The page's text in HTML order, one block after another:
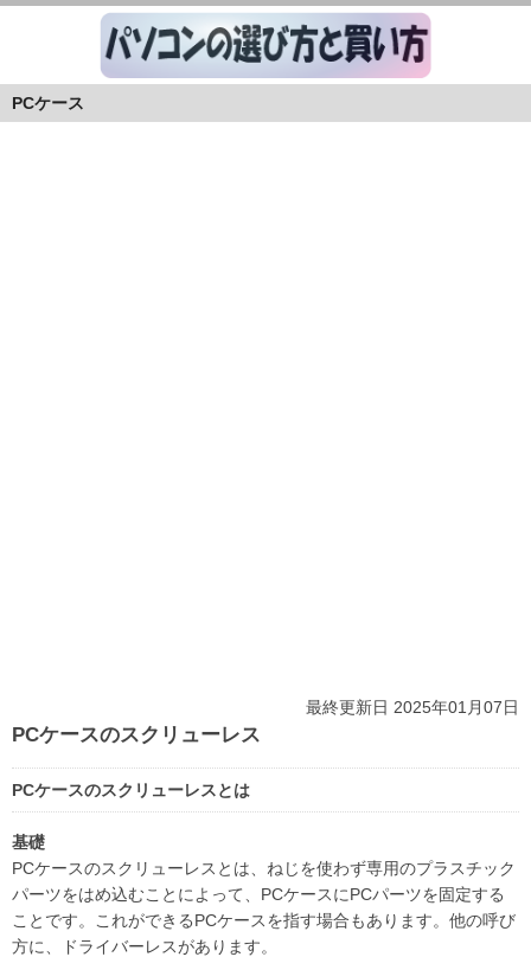
PCケース
最終更新日 2025年01月07日
PCケースのスクリューレス
PCケースのスクリューレスとは
基礎
PCケースのスクリューレスとは、ねじを使わず専用のプラスチック
パーツをはめ込むことによって、PCケースにPCパーツを固定する
ことです。これができるPCケースを指す場合もあります。他の呼び
方に、ドライバーレスがあります。